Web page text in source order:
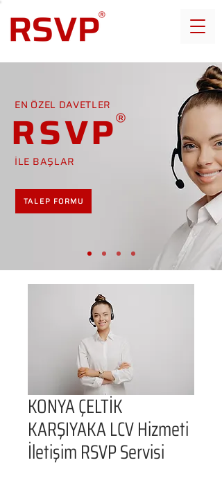
EN ÖZEL DAVETLER
RSVP
İLE BAŞLAR
TALEP FORMU
KONYA ÇELTİK
KARŞIYAKA LCV Hizmeti
İletişim RSVP Servisi